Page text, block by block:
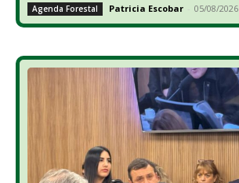
Agenda Forestal Patricia Escobar - 05/08/2026